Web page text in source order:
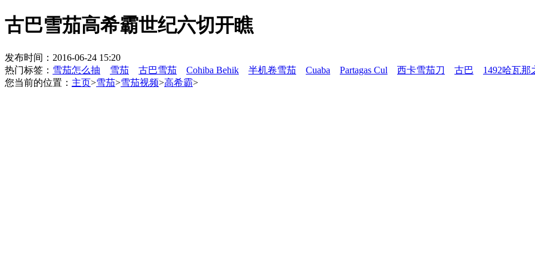
古巴雪茄高希霸世纪六切开瞧
发布时间：2016-06-24 15:20
热门标签： 雪茄怎么抽 雪茄 古巴雪茄 Cohiba Behik 半机卷雪茄 Cuaba Partagas Cul 西卡雪茄刀 古巴
1492哈瓦那
您当前的位置： 主页>雪茄>雪茄视频>高希霸>